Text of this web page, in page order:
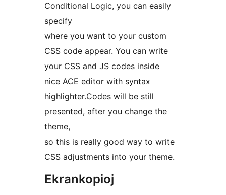
Conditional Logic, you can easily
specify
where you want to your custom
CSS code appear. You can write
your CSS and JS codes inside
nice ACE editor with syntax
highlighter.Codes will be still
presented, after you change the
theme,
so this is really good way to write
CSS adjustments into your theme.
Ekrankopioj